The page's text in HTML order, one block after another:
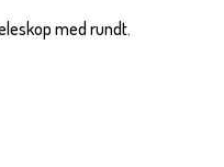
med rundt.